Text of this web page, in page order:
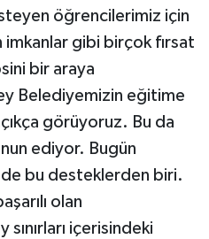
öğrencilerimiz için
gibi birçok fırsat
bir araya
Belediyemizin eğitime
görüyoruz. Bu da
ediyor. Bugün
de bu desteklerden biri.
olan
içerisindeki